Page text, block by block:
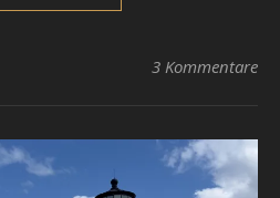
3 Kommentare